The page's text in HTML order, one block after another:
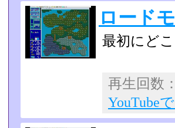
ロード
最初にど
再生回
YouTube